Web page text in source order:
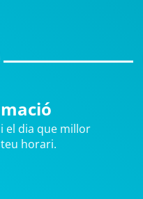
el dia que millor
horari.